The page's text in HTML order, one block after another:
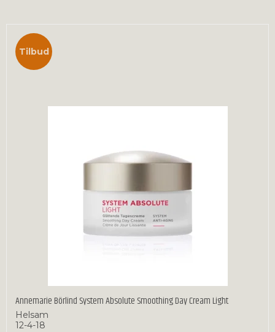
Tilbud
Annemarie Börlind System Absolute Smoothing Day Cream Light
Helsam
12-4-18